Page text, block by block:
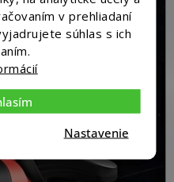
v prehliadaní
súhlas s ich
Nastavenie